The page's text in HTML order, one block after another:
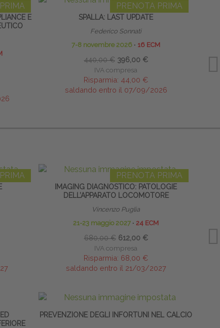
E
PRENOTA PRIMA
SPALLA: LAST UPDATE
Federico Sonnati
7-8 novembre 2026 ∙ 16 ECM
440,00 € 396,00 €
IVA compresa
Risparmia: 44,00 €
saldando entro il 07/09/2026
PRENOTA PRIMA
IMAGING DIAGNOSTICO: PATOLOGIE
DELL’APPARATO LOCOMOTORE
Vincenzo Puglia
21-23 maggio 2027 ∙ 24 ECM
680,00 € 612,00 €
IVA compresa
Risparmia: 68,00 €
saldando entro il 21/03/2027
PREVENZIONE DEGLI INFORTUNI NEL CALCIO